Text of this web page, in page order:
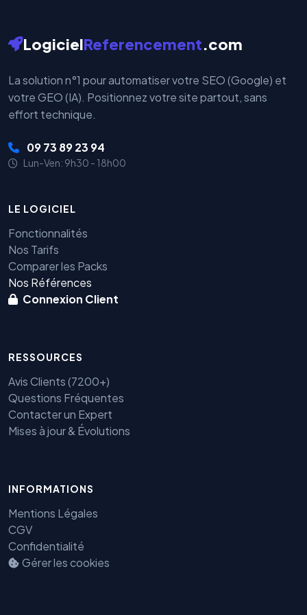
LogicielReferencement.com
La solution n°1 pour automatiser votre SEO (Google) et
votre GEO (IA). Positionnez votre site partout, sans
effort technique.
09 73 89 23 94
Lun-Ven: 9h30 - 18h00
LE LOGICIEL
Fonctionnalités
Nos Tarifs
Comparer les Packs
Nos Références
Connexion Client
RESSOURCES
Avis Clients (7200+)
Questions Fréquentes
Contacter un Expert
Mises à jour & Évolutions
INFORMATIONS
Mentions Légales
CGV
Confidentialité
Gérer les cookies